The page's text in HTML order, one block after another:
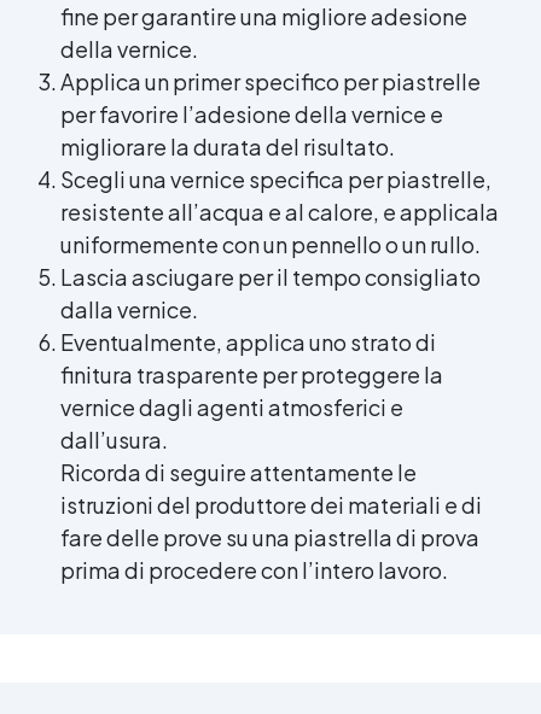
fine per garantire una migliore adesione
della vernice.
Applica un primer specifico per piastrelle
per favorire l’adesione della vernice e
migliorare la durata del risultato.
Scegli una vernice specifica per piastrelle,
resistente all’acqua e al calore, e applicala
uniformemente con un pennello o un rullo.
Lascia asciugare per il tempo consigliato
dalla vernice.
Eventualmente, applica uno strato di
finitura trasparente per proteggere la
vernice dagli agenti atmosferici e
dall’usura.
Ricorda di seguire attentamente le
istruzioni del produttore dei materiali e di
fare delle prove su una piastrella di prova
prima di procedere con l’intero lavoro.